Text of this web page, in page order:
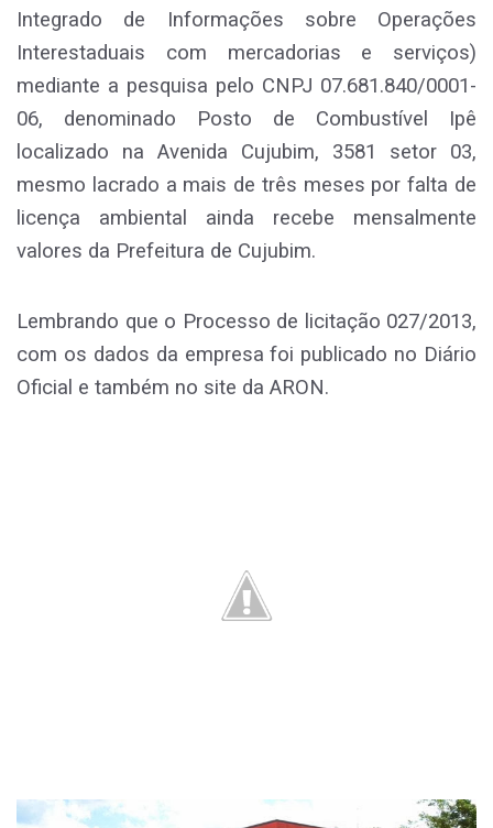
Integrado de Informações sobre Operações
Interestaduais com mercadorias e serviços)
mediante a pesquisa pelo CNPJ 07.681.840/0001-
06, denominado Posto de Combustível Ipê
localizado na Avenida Cujubim, 3581 setor 03,
mesmo lacrado a mais de três meses por falta de
licença ambiental ainda recebe mensalmente
valores da Prefeitura de Cujubim.
Lembrando que o Processo de licitação 027/2013,
com os dados da empresa foi publicado no Diário
Oficial e também no site da ARON.